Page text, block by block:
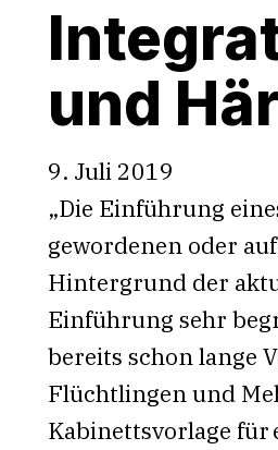
und
9. Juli 2019
„Die Einführung
gewordenen oder
Hintergrund der
Einführung sehr
bereits schon lange
Flüchtlingen und
Kabinettsvorlage für